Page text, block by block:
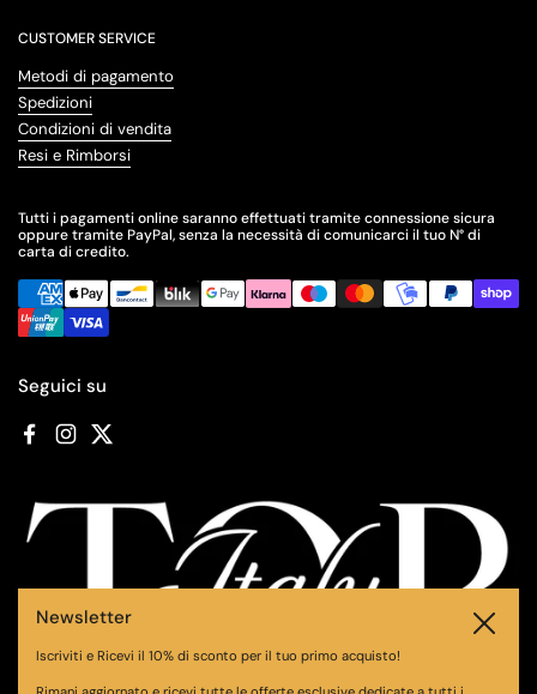
CUSTOMER SERVICE
Metodi di pagamento
Spedizioni
Condizioni di vendita
Resi e Rimborsi
Tutti i pagamenti online saranno effettuati tramite connessione sicura
oppure tramite PayPal, senza la necessità di comunicarci il tuo N° di
carta di credito.
Seguici su
Facebook
Instagram
Twitter
Newsletter
Iscriviti e Ricevi il 10% di sconto per il tuo primo acquisto!
Chiudi